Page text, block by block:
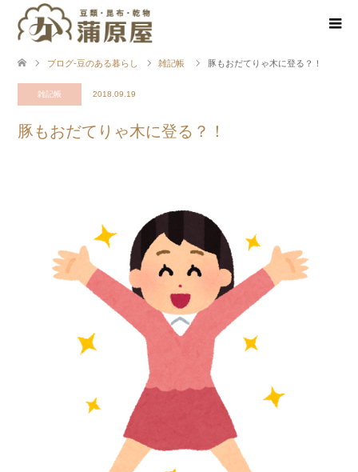
ブログ-豆のある暮らし 雑記帳 豚もおだてりゃ木に登る？！
雑記帳 2018.09.19
豚もおだてりゃ木に登る？！